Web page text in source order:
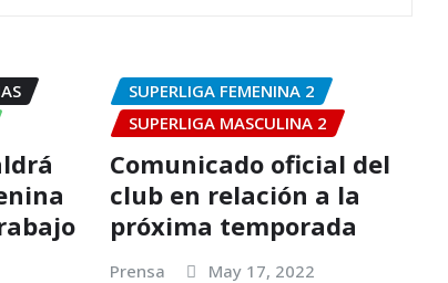
SUPERLIGA FEMENINA 2
SUPERLIGA MASCULINA 2
Comunicado oficial del
club en relación a la
próxima temporada
Prensa May 17, 2022